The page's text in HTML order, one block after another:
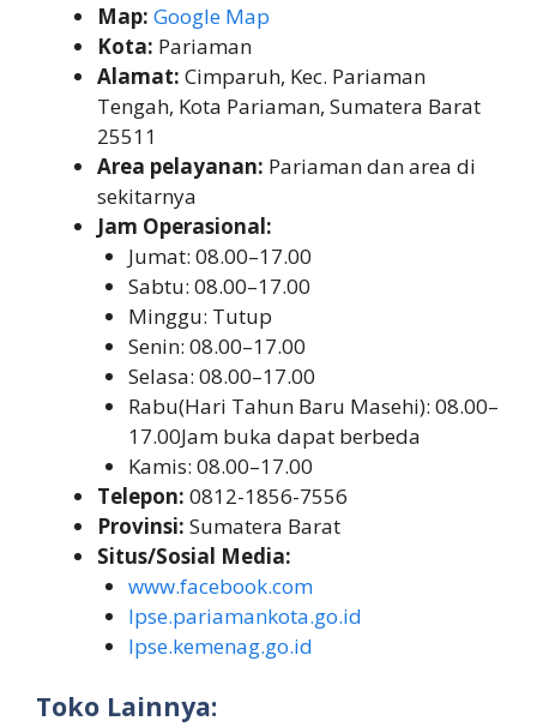
Map: Google Map
Kota: Pariaman
Alamat: Cimparuh, Kec. Pariaman
Tengah, Kota Pariaman, Sumatera Barat
25511
Area pelayanan: Pariaman dan area di
sekitarnya
Jam Operasional:
Jumat: 08.00–17.00
Sabtu: 08.00–17.00
Minggu: Tutup
Senin: 08.00–17.00
Selasa: 08.00–17.00
Rabu(Hari Tahun Baru Masehi): 08.00–
17.00Jam buka dapat berbeda
Kamis: 08.00–17.00
Telepon: 0812-1856-7556
Provinsi: Sumatera Barat
Situs/Sosial Media:
www.facebook.com
lpse.pariamankota.go.id
lpse.kemenag.go.id
Toko Lainnya: